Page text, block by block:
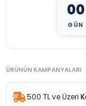
00
GÜN
ÜRÜNÜN KAMPANYALARI
500 TL ve Üzeri